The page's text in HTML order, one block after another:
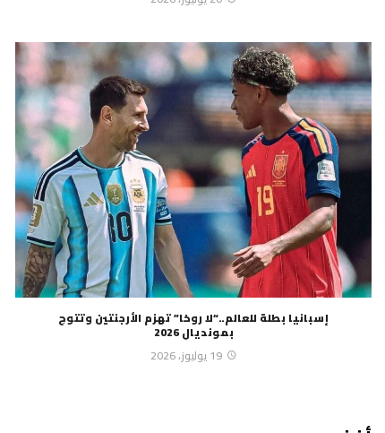
إسبانيا بطلة للعالم..“لا روخا” تهزم الأرجنتين وتتوج
بمونديال 2026
19 يوليوز، 2026